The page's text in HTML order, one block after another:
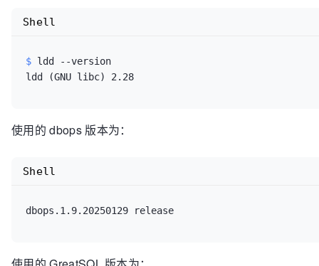
$ ldd --version
Shell
使用的 dbops 版本为：
Shell